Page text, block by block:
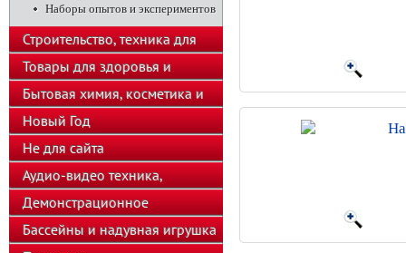
Наборы опытов и экспериментов
Строительство, техника для
подсобного хозяйства
Товары для здоровья и
красоты
Бытовая химия, косметика и
парфюмерия
Новый Год
Не для сайта
Аудио-видео техника,
телефоны, калькуляторы
Демонстрационное
оборудование
Бассейны и надувная игрушка